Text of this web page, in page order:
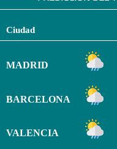
Ciudad
MADRID
BARCELONA
VALENCIA